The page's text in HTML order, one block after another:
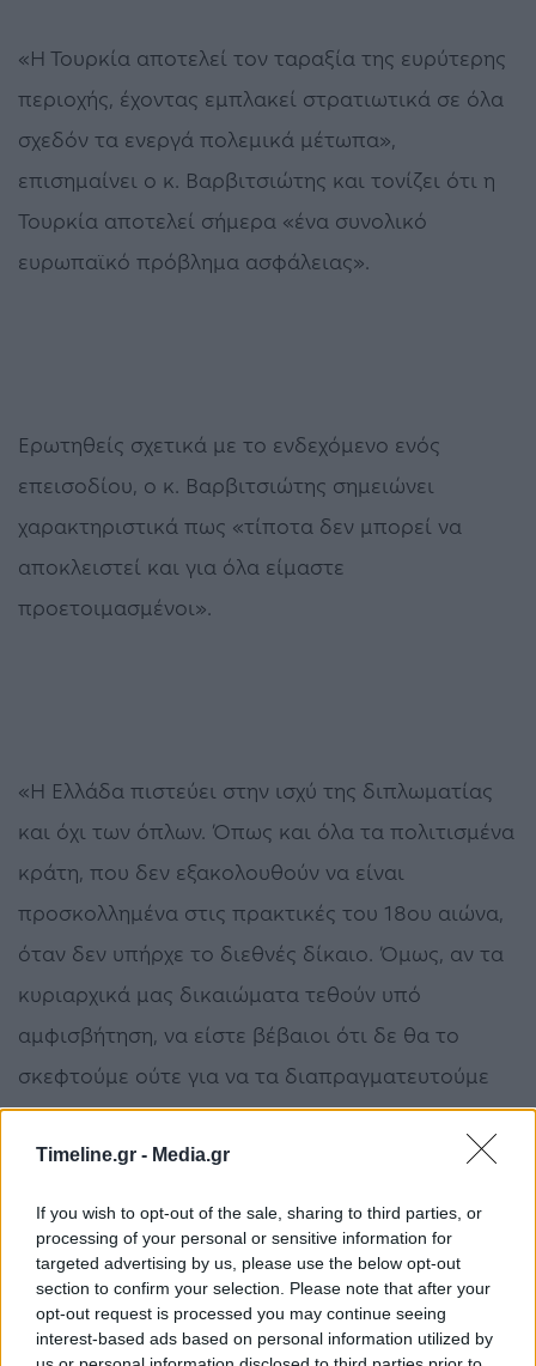
Timeline.gr - Media.gr
If you wish to opt-out of the sale, sharing to third parties, or
processing of your personal or sensitive information for
targeted advertising by us, please use the below opt-out
section to confirm your selection. Please note that after your
opt-out request is processed you may continue seeing
interest-based ads based on personal information utilized by
«Η Τουρκία αποτελεί τον ταραξία της ευρύτερης
περιοχής, έχοντας εμπλακεί στρατιωτικά σε όλα
σχεδόν τα ενεργά πολεμικά μέτωπα»,
επισημαίνει ο κ. Βαρβιτσιώτης και τονίζει ότι η
Τουρκία αποτελεί σήμερα «ένα συνολικό
ευρωπαϊκό πρόβλημα ασφάλειας».
Ερωτηθείς σχετικά με το ενδεχόμενο ενός
επεισοδίου, ο κ. Βαρβιτσιώτης σημειώνει
χαρακτηριστικά πως «τίποτα δεν μπορεί να
αποκλειστεί και για όλα είμαστε
προετοιμασμένοι».
«Η Ελλάδα πιστεύει στην ισχύ της διπλωματίας
και όχι των όπλων. Όπως και όλα τα πολιτισμένα
κράτη, που δεν εξακολουθούν να είναι
προσκολλημένα στις πρακτικές του 18ου αιώνα,
όταν δεν υπήρχε το διεθνές δίκαιο. Όμως, αν τα
κυριαρχικά μας δικαιώματα τεθούν υπό
αμφισβήτηση, να είστε βέβαιοι ότι δε θα το
σκεφτούμε ούτε για να τα διαπραγματευτούμε
ούτε να τα εκχωρήσουμε».
Βαρβιτσιώτης: Η Ελλάδα προετοιμασμένη για
όλα